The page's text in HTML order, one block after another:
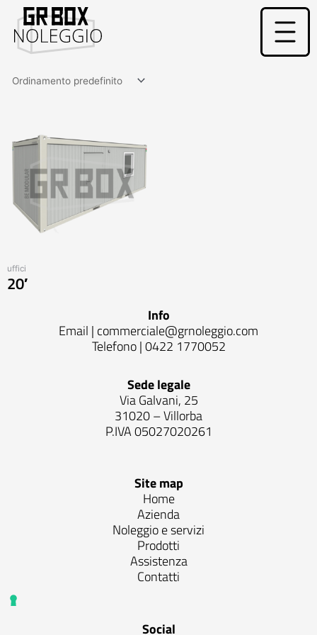
contenuto
uffici
20′
Info
Email | commerciale@grnoleggio.com
Telefono |0422 1770052
Sede legale
Via Galvani, 25
31020 – Villorba
P.IVA 05027020261
Site map
Home
Azienda
Noleggio e servizi
Prodotti
Assistenza
Contatti
Social